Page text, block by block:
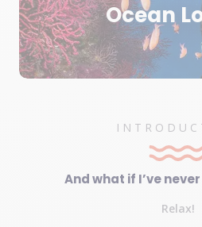
Ocean
And what if I’ve
Relax!